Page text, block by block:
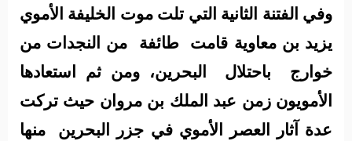
وفي الفتنة الثانية التي تلت موت الخليفة الأموي
يزيد بن معاوية قامت
طائفة
من النجدات من
خوارج
باحتلال
البحرين، ومن ثم استعادها
الأمويون زمن عبد الملك بن مروان حيث تركت
عدة آثار العصر الأموي في جزر البحرين
منها